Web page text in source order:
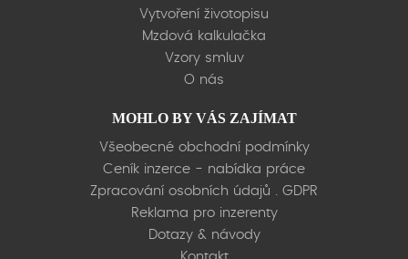
Vytvoření životopisu
Mzdová kalkulačka
Vzory smluv
O nás
MOHLO BY VÁS ZAJÍMAT
Všeobecné obchodní podmínky
Ceník inzerce - nabídka práce
Zpracování osobních údajů . GDPR
Reklama pro inzerenty
Dotazy & návody